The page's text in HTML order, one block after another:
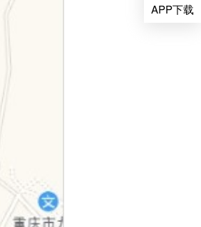
APP下载